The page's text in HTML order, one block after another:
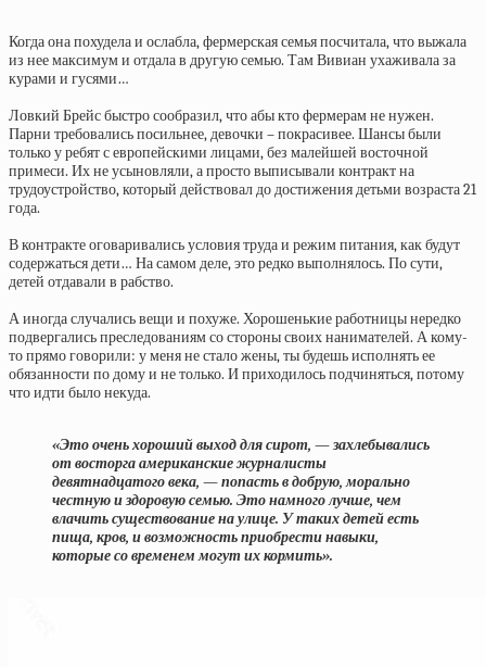
Когда она похудела и ослабла, фермерская семья посчитала, что выжала
из нее максимум и отдала в другую семью. Там Вивиан ухаживала за
курами и гусями…
Ловкий Брейс быстро сообразил, что абы кто фермерам не нужен.
Парни требовались посильнее, девочки – покрасивее. Шансы были
только у ребят с европейскими лицами, без малейшей восточной
примеси. Их не усыновляли, а просто выписывали контракт на
трудоустройство, который действовал до достижения детьми возраста 21
года.
В контракте оговаривались условия труда и режим питания, как будут
содержаться дети… На самом деле, это редко выполнялось. По сути,
детей отдавали в рабство.
А иногда случались вещи и похуже. Хорошенькие работницы нередко
подвергались преследованиям со стороны своих нанимателей. А кому-
то прямо говорили: у меня не стало жены, ты будешь исполнять ее
обязанности по дому и не только. И приходилось подчиняться, потому
что идти было некуда.
«Это очень хороший выход для сирот, — захлебывались
от восторга американские журналисты
девятнадцатого века, — попасть в добрую, морально
честную и здоровую семью. Это намного лучше, чем
влачить существование на улице. У таких детей есть
пища, кров, и возможность приобрести навыки,
которые со временем могут их кормить».